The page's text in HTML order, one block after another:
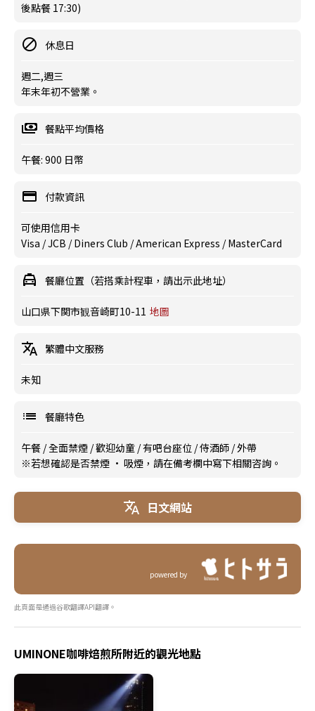
後點餐 17:30)
休息日
週二,週三
年末年初不營業。
餐點平均價格
午餐: 900 日幣
付款資訊
可使用信用卡
Visa / JCB / Diners Club / American Express / MasterCard
餐廳位置（若搭乘計程車，請出示此地址）
山口県下関市観音崎町10-11 地圖
繁體中文服務
未知
餐廳特色
午餐 /全面禁煙 /歡迎幼童 /有吧台座位 /侍酒師 /外帶
※若想確認是否禁煙 · 吸煙，請在備考欄中寫下相關咨詢。
日文網站
powered by
此頁面是通過谷歌翻譯API翻譯。
UMINONE咖啡焙煎所附近的觀光地點